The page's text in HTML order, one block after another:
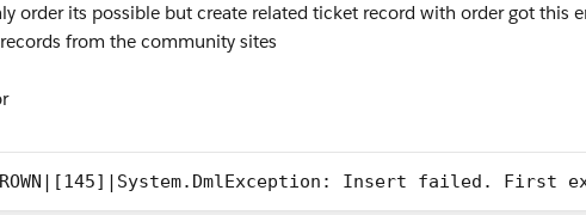
order its possible but create related ticket record with order got this
from the community sites
Insert failed.